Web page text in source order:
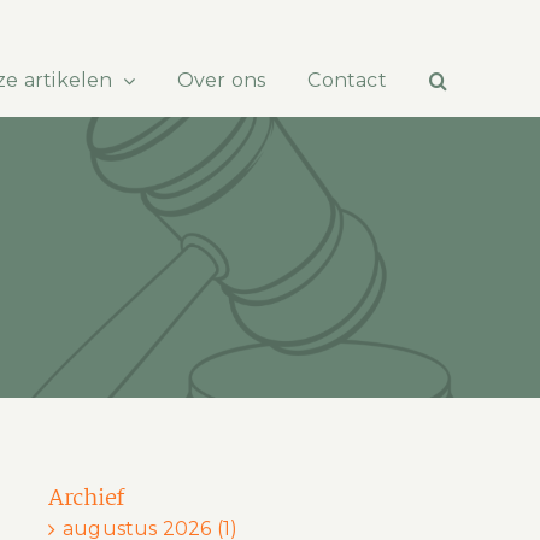
artikelen Over ons Contact
Archief
augustus 2026 (1)